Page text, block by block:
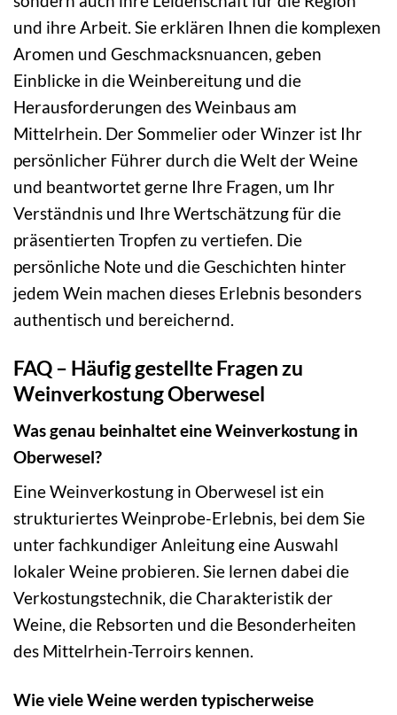
und ihre Arbeit. Sie erklären Ihnen die komplexen
Aromen und Geschmacksnuancen, geben
Einblicke in die Weinbereitung und die
Herausforderungen des Weinbaus am
Mittelrhein. Der Sommelier oder Winzer ist Ihr
persönlicher Führer durch die Welt der Weine
und beantwortet gerne Ihre Fragen, um Ihr
Verständnis und Ihre Wertschätzung für die
präsentierten Tropfen zu vertiefen. Die
persönliche Note und die Geschichten hinter
jedem Wein machen dieses Erlebnis besonders
authentisch und bereichernd.
FAQ – Häufig gestellte Fragen zu
Weinverkostung Oberwesel
Was genau beinhaltet eine Weinverkostung in
Oberwesel?
Eine Weinverkostung in Oberwesel ist ein
strukturiertes Weinprobe-Erlebnis, bei dem Sie
unter fachkundiger Anleitung eine Auswahl
lokaler Weine probieren. Sie lernen dabei die
Verkostungstechnik, die Charakteristik der
Weine, die Rebsorten und die Besonderheiten
des Mittelrhein-Terroirs kennen.
Wie viele Weine werden typischerweise